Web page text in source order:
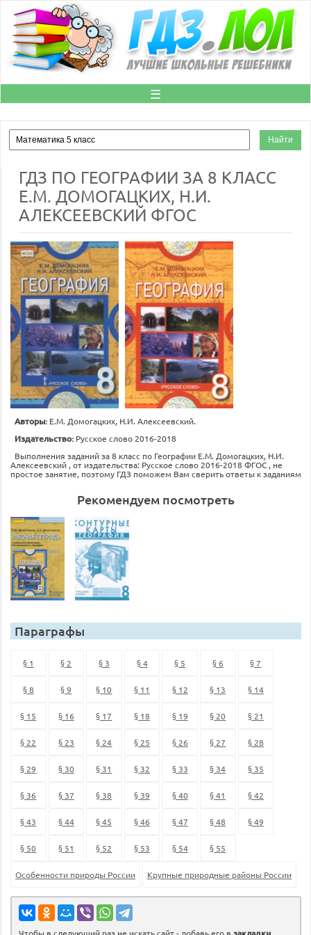
☰
ГДЗ ПО ГЕОГРАФИИ ЗА 8 КЛАСС
Е.М. ДОМОГАЦКИХ, Н.И.
АЛЕКСЕЕВСКИЙ ФГОС
Авторы: Е.М. Домогацких, Н.И. Алексеевский.
Издательство: Русское слово 2016-2018
Выполнения заданий за 8 класс по Географии Е.М. Домогацких, Н.И.
Алексеевский , от издательства: Русское слово 2016-2018 ФГОС , не
простое занятие, поэтому ГДЗ поможем Вам сверить ответы к заданиям
Рекомендуем посмотреть
Параграфы
§ 1 § 2 § 3 § 4 § 5 § 6 § 7
§ 8 § 9 § 10 § 11 § 12 § 13 § 14
§ 15 § 16 § 17 § 18 § 19 § 20 § 21
§ 22 § 23 § 24 § 25 § 26 § 27 § 28
§ 29 § 30 § 31 § 32 § 33 § 34 § 35
§ 36 § 37 § 38 § 39 § 40 § 41 § 42
§ 43 § 44 § 45 § 46 § 47 § 48 § 49
§ 50 § 51 § 52 § 53 § 54 § 55
Особенности природы России Крупные природные районы России